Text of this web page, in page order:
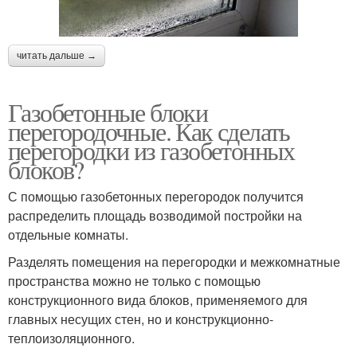
читать дальше →
Газобетонные блоки
перегородочные. Как сделать
перегородки из газобетонных
блоков?
С помощью газобетонных перегородок получится
распределить площадь возводимой постройки на
отдельные комнаты.
Разделять помещения на перегородки и межкомнатные
пространства можно не только с помощью
конструкционного вида блоков, применяемого для
главных несущих стен, но и конструкционно-
теплоизоляционного.